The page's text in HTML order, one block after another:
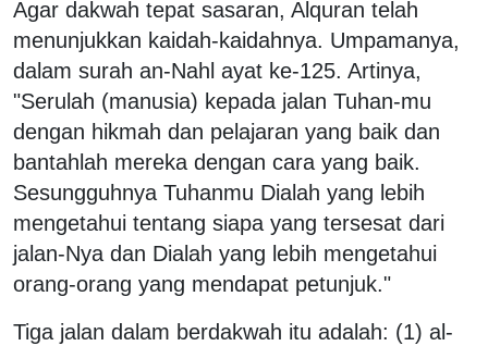
Agar dakwah tepat sasaran, Alquran telah
menunjukkan kaidah-kaidahnya. Umpamanya,
dalam surah an-Nahl ayat ke-125. Artinya,
"Serulah (manusia) kepada jalan Tuhan-mu
dengan hikmah dan pelajaran yang baik dan
bantahlah mereka dengan cara yang baik.
Sesungguhnya Tuhanmu Dialah yang lebih
mengetahui tentang siapa yang tersesat dari
jalan-Nya dan Dialah yang lebih mengetahui
orang-orang yang mendapat petunjuk."
Tiga jalan dalam berdakwah itu adalah: (1) al-